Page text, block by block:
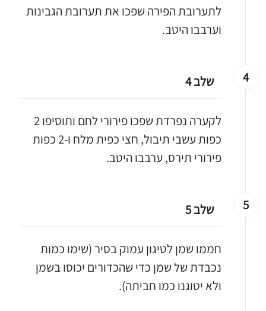
לתערובת הפירה שפכו את תערובת הגבינות
וערבבו היטב.
4 שלב 4
לקערה נפרדת שפכו פירורי לחם ותוסיפו 2
כפות עשבי תיבול, חצי כפית מלח ו-2 כפות
פירורי תירס, ערבבו היטב.
5 שלב 5
חממו שמן לטיגון עמוק בסיר (שימו כמות
נכבדת של שמן כדי שהכדורים יכוסו בשמן
ולא יטוגנו כמו חביתה).